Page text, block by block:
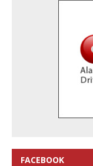
FACEBOOK